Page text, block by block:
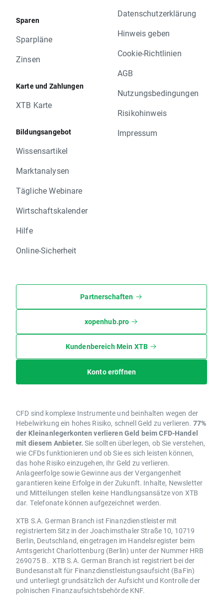
Sparen
Sparpläne
Zinsen
Karte und Zahlungen
XTB Karte
Bildungsangebot
Wissensartikel
Marktanalysen
Tägliche Webinare
Wirtschaftskalender
Hilfe
Online-Sicherheit
Datenschutzerklärung
Hinweis geben
Cookie-Richtlinien
AGB
Nutzungsbedingungen
Risikohinweis
Impressum
Partnerschaften
xopenhub.pro
Kundenbereich Mein XTB
Konto eröffnen
CFD sind komplexe Instrumente und beinhalten wegen der
Hebelwirkung ein hohes Risiko, schnell Geld zu verlieren. 77%
der Kleinanlegerkonten verlieren Geld beim CFD-Handel
mit diesem Anbieter. Sie sollten überlegen, ob Sie verstehen,
wie CFDs funktionieren und ob Sie es sich leisten können,
das hohe Risiko einzugehen, Ihr Geld zu verlieren.
Anlageerfolge sowie Gewinne aus der Vergangenheit
garantieren keine Erfolge in der Zukunft. Inhalte, Newsletter
und Mitteilungen stellen keine Handlungsansätze von XTB
dar. Telefonate können aufgezeichnet werden.
XTB S.A. German Branch ist Finanzdienstleister mit
registriertem Sitz in der Joachimsthaler Straße 10, 10719
Berlin, Deutschland, eingetragen im Handelsregister beim
Amtsgericht Charlottenburg (Berlin) unter der Nummer HRB
269075 B.. XTB S.A. German Branch ist registriert bei der
Bundesanstalt für Finanzdienstleistungsaufsicht (BaFin)
und unterliegt grundsätzlich der Aufsicht und Kontrolle der
polnischen Finanzaufsichtsbehörde KNF.